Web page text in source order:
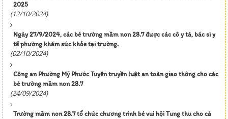
2025
(12/10/2024)
Ngày 27/9/2024, các bé trường mầm non 28.7 được các cô y tá, bác sĩ y
tế phường khám sức khỏe tại trường.
(02/10/2024)
Công an Phường Mỹ Phước Tuyên truyền luật an toàn giao thông cho các
bé trường mầm non 28.7
(24/09/2024)
Trường mầm non 28.7 tổ chức chương trình bé vui hội Tung thu cho cá